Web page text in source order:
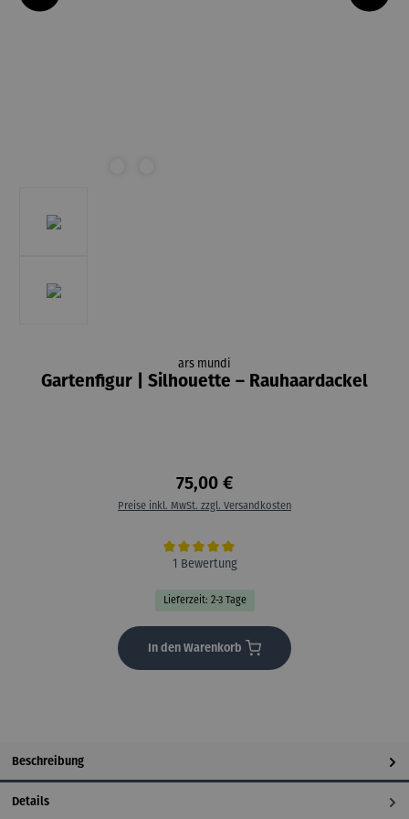
ars mundi
Gartenfigur | Silhouette – Rauhaardackel
75,00 €
Preise inkl. MwSt. zzgl. Versandkosten
Durchschnittliche Bewertung von 5 von 5 Sternen
1 Bewertung
Lieferzeit: 2-3 Tage
In den Warenkorb
Beschreibung
Details